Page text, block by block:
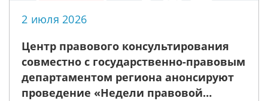
2 июля 2026
Центр правового консультирования
совместно с государственно-правовым
департаментом региона анонсируют
проведение «Недели правовой